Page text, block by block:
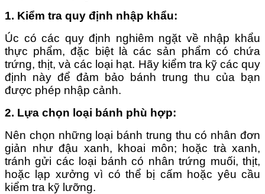
1. Kiểm tra quy định nhập khẩu:
Úc có các quy định nghiêm ngặt về nhập khẩu
thực phẩm, đặc biệt là các sản phẩm có chứa
trứng, thịt, và các loại hạt. Hãy kiểm tra kỹ các quy
định này để đảm bảo bánh trung thu của bạn
được phép nhập cảnh.
2. Lựa chọn loại bánh phù hợp:
Nên chọn những loại bánh trung thu có nhân đơn
giản như đậu xanh, khoai môn; hoặc trà xanh,
tránh gửi các loại bánh có nhân trứng muối, thịt,
hoặc lạp xưởng vì có thể bị cấm hoặc yêu cầu
kiểm tra kỹ lưỡng.